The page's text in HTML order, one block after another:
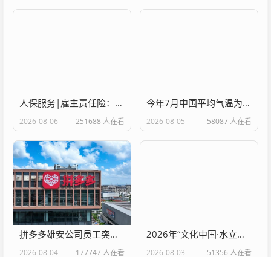
人保服务|雇主责任险：为企业用工风险提供务实保障
2026-08-06 251688 人在看
今年7月中国平均气温为历史同期第二高
2026-08-05 58087 人在看
拼多多雄安公司员工突破3000人，深度赋能新区数字经济高质量发展
2026-08-04 177747 人在看
2026年“文化中国·水立方杯”中文歌曲大赛总决赛落幕
2026-08-03 51356 人在看